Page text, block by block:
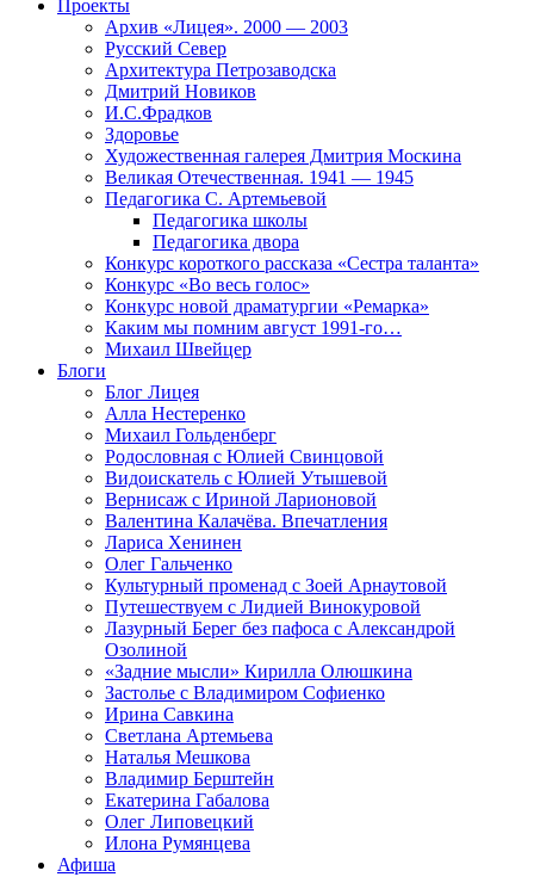
Проекты
Архив «Лицея». 2000 — 2003
Русский Север
Архитектура Петрозаводска
Дмитрий Новиков
И.С.Фрадков
Здоровье
Художественная галерея Дмитрия Москина
Великая Отечественная. 1941 — 1945
Педагогика С. Артемьевой
Педагогика школы
Педагогика двора
Конкурс короткого рассказа «Сестра таланта»
Конкурс «Во весь голос»
Конкурс новой драматургии «Ремарка»
Каким мы помним август 1991-го…
Михаил Швейцер
Блоги
Блог Лицея
Алла Нестеренко
Михаил Гольденберг
Родословная с Юлией Свинцовой
Видоискатель с Юлией Утышевой
Вернисаж с Ириной Ларионовой
Валентина Калачёва. Впечатления
Лариса Хенинен
Олег Гальченко
Культурный променад с Зоей Арнаутовой
Путешествуем с Лидией Винокуровой
Лазурный Берег без пафоса с Александрой
Озолиной
«Задние мысли» Кирилла Олюшкина
Застолье с Владимиром Софиенко
Ирина Савкина
Светлана Артемьева
Наталья Мешкова
Владимир Берштейн
Екатерина Габалова
Олег Липовецкий
Илона Румянцева
Афиша